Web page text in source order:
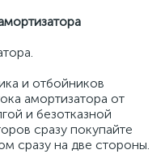
и отбойников
амортизатора от
и безотказной
сразу покупайте
сразу на две стороны.